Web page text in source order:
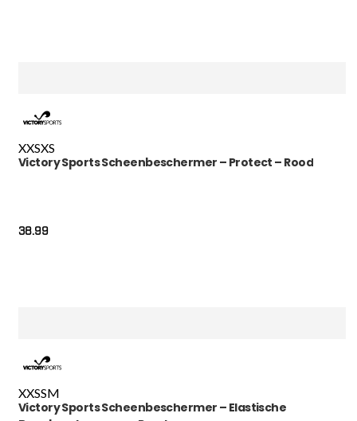
XXSXS
Victory Sports Scheenbeschermer – Protect – Rood
38.99
XXSSM
Victory Sports Scheenbeschermer – Elastische